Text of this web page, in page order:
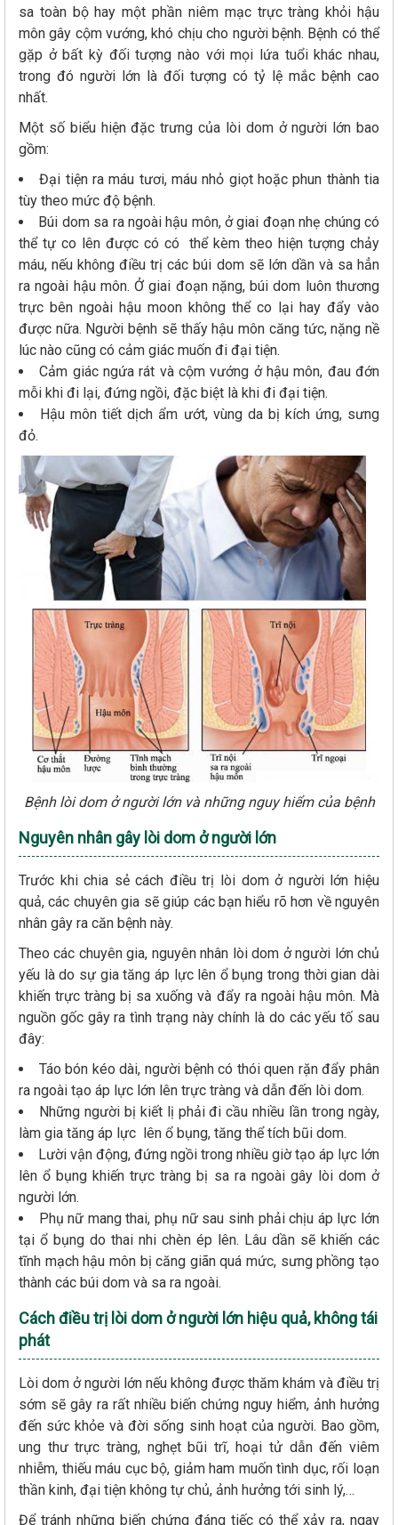
sa toàn bộ hay một phần niêm mạc trực tràng khỏi hậu
môn gây cộm vướng, khó chịu cho người bệnh. Bệnh có thể
gặp ở bất kỳ đối tượng nào với mọi lứa tuổi khác nhau,
trong đó người lớn là đối tượng có tỷ lệ mắc bệnh cao
nhất.
Một số biểu hiện đặc trưng của lòi dom ở người lớn bao
gồm:
Đại tiện ra máu tươi, máu nhỏ giọt hoặc phun thành tia
tùy theo mức độ bệnh.
Búi dom sa ra ngoài hậu môn, ở giai đoạn nhẹ chúng có
thể tự co lên được có có thể kèm theo hiện tượng chảy
máu, nếu không điều trị các búi dom sẽ lớn dần và sa hẳn
ra ngoài hậu môn. Ở giai đoạn nặng, búi dom luôn thương
trực bên ngoài hậu moon không thể co lại hay đẩy vào
được nữa. Người bệnh sẽ thấy hậu môn căng tức, nặng nề
lúc nào cũng có cảm giác muốn đi đại tiện.
Cảm giác ngứa rát và cộm vướng ở hậu môn, đau đớn
mỗi khi đi lại, đứng ngồi, đặc biệt là khi đi đại tiện.
Hậu môn tiết dịch ẩm ướt, vùng da bị kích ứng, sưng
đỏ.
Bệnh lòi dom ở người lớn và những nguy hiểm của bệnh
Nguyên nhân gây lòi dom ở người lớn
Trước khi chia sẻ cách điều trị lòi dom ở người lớn hiệu
quả, các chuyên gia sẽ giúp các bạn hiểu rõ hơn về nguyên
nhân gây ra căn bệnh này.
Theo các chuyên gia, nguyên nhân lòi dom ở người lớn chủ
yếu là do sự gia tăng áp lực lên ổ bụng trong thời gian dài
khiến trực tràng bị sa xuống và đẩy ra ngoài hậu môn. Mà
nguồn gốc gây ra tình trạng này chính là do các yếu tố sau
đây:
Táo bón kéo dài, người bệnh có thói quen rặn đẩy phân
ra ngoài tạo áp lực lớn lên trực tràng và dẫn đến lòi dom.
Những người bị kiết lị phải đi cầu nhiều lần trong ngày,
làm gia tăng áp lực lên ổ bụng, tăng thể tích bũi dom.
Lười vận động, đứng ngồi trong nhiều giờ tạo áp lực lớn
lên ổ bụng khiến trực tràng bị sa ra ngoài gây lòi dom ở
người lớn.
Phụ nữ mang thai, phụ nữ sau sinh phải chịu áp lực lớn
tại ổ bụng do thai nhi chèn ép lên. Lâu dần sẽ khiến các
tĩnh mạch hậu môn bị căng giãn quá mức, sưng phồng tạo
thành các búi dom và sa ra ngoài.
Cách điều trị lòi dom ở người lớn hiệu quả, không tái
phát
Lòi dom ở người lớn nếu không được thăm khám và điều trị
sớm sẽ gây ra rất nhiều biến chứng nguy hiểm, ảnh hưởng
đến sức khỏe và đời sống sinh hoạt của người. Bao gồm,
ung thư trực tràng, nghẹt bũi trĩ, hoại tử dẫn đến viêm
nhiễm, thiếu máu cục bộ, giảm ham muốn tình dục, rối loạn
thần kinh, đại tiện không tự chủ, ảnh hưởng tới sinh lý,…
Để tránh những biến chứng đáng tiếc có thể xảy ra, ngay